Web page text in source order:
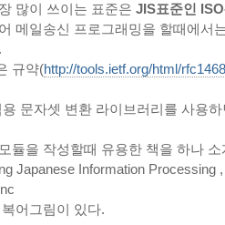
많이 쓰이는 표준은 JIS표준인
메일송신 프로그래밍을 할때에서
규약(http://tools.ietf.org/html/rfc1468
문자셋 변환 라이브러리를 사용
듈을 작성할때 유용한 책을 하나 소
Japanese Information Processing
어그림이 있다.